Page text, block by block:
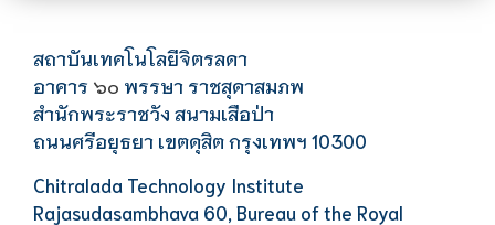
สถาบันเทคโนโลยีจิตรลดา
อาคาร ๖๐ พรรษา ราชสุดาสมภพ
สำนักพระราชวัง สนามเสือป่า
ถนนศรีอยุธยา เขตดุสิต กรุงเทพฯ 10300
Chitralada Technology Institute
Rajasudasambhava 60, Bureau of the Royal